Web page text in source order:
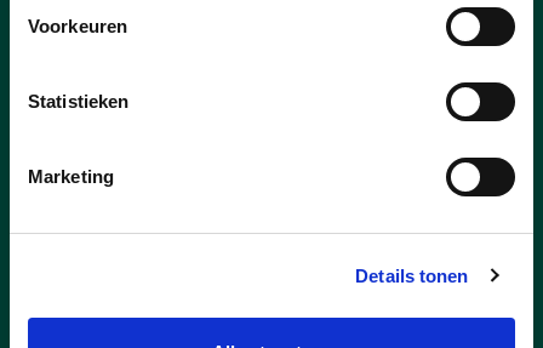
Voorkeuren
Statistieken
Marketing
Details tonen